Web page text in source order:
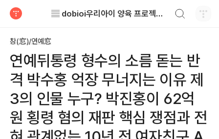
▤ dobioi우리아이 양육 프로젝트 ▤
창(窓)/연예窓
연예뒤통령 형수의 소름 돋는 반
격 박수홍 억장 무너지는 이유 제
3의 인물 누구? 박진홍이 62억
원 횡령 혐의 재판 핵심 쟁점과 전